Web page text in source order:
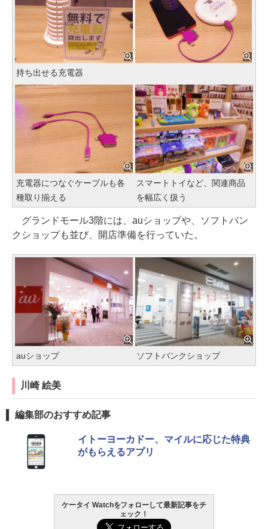
持ち出せる充電器
充電器につなぐケーブルも各
種取り揃える
スマートトイなど、関連商品
を幅広く扱う
グランドモール3階には、auショップや、ソフトバン
クショップも並び、開店準備を行っていた。
auショップ ソフトバンクショップ
川崎 絵美
編集部のおすすめ記事
イトーヨーカドー、マイルに応じた特典
がもらえるアプリ
ケータイ Watchをフォローして最新記事をチ
ェック！